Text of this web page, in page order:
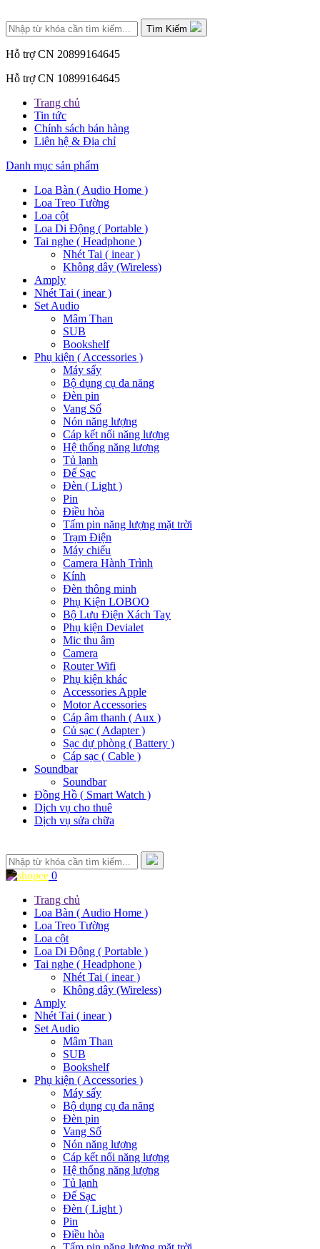
Tìm Kiếm
Hỗ trợ CN 20899164645
Hỗ trợ CN 10899164645
Trang chủ
Tin tức
Chính sách bán hàng
Liên hệ & Địa chỉ
Danh mục sản phẩm
Loa Bàn ( Audio Home )
Loa Treo Tường
Loa cột
Loa Di Động ( Portable )
Tai nghe ( Headphone )
Nhét Tai ( inear )
Không dây (Wireless)
Amply
Nhét Tai ( inear )
Set Audio
Mâm Than
SUB
Bookshelf
Phụ kiện ( Accessories )
Máy sấy
Bộ dụng cụ đa năng
Đèn pin
Vang Số
Nón năng lượng
Cáp kết nối năng lượng
Hệ thống năng lượng
Tủ lạnh
Đế Sạc
Đèn ( Light )
Pin
Điều hòa
Tấm pin năng lượng mặt trời
Trạm Điện
Máy chiếu
Camera Hành Trình
Kính
Đèn thông minh
Phụ Kiện LOBOO
Bộ Lưu Điện Xách Tay
Phụ kiện Devialet
Mic thu âm
Camera
Router Wifi
Phụ kiện khác
Accessories Apple
Motor Accessories
Cáp âm thanh ( Aux )
Củ sạc ( Adapter )
Sạc dự phòng ( Battery )
Cáp sạc ( Cable )
Soundbar
Soundbar
Đồng Hồ ( Smart Watch )
Dịch vụ cho thuê
Dịch vụ sửa chữa
0
Trang chủ
Loa Bàn ( Audio Home )
Loa Treo Tường
Loa cột
Loa Di Động ( Portable )
Tai nghe ( Headphone )
Nhét Tai ( inear )
Không dây (Wireless)
Amply
Nhét Tai ( inear )
Set Audio
Mâm Than
SUB
Bookshelf
Phụ kiện ( Accessories )
Máy sấy
Bộ dụng cụ đa năng
Đèn pin
Vang Số
Nón năng lượng
Cáp kết nối năng lượng
Hệ thống năng lượng
Tủ lạnh
Đế Sạc
Đèn ( Light )
Pin
Điều hòa